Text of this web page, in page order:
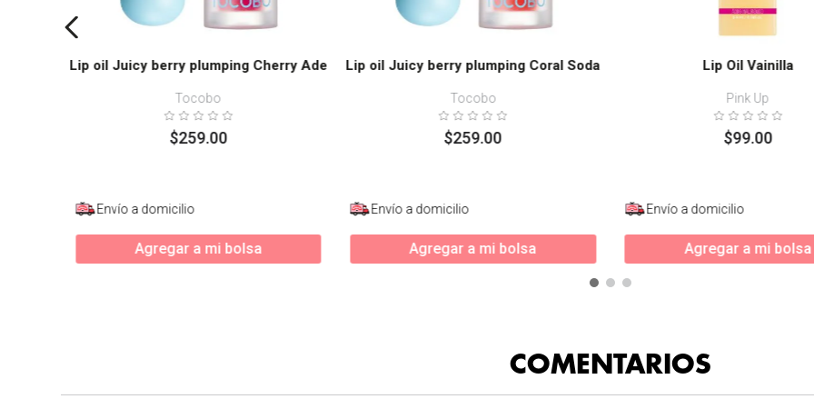
Lip oil Juicy berry plumping Cherry Ade
Tocobo
$259.00
Envío a domicilio
Agregar a mi bolsa
Lip oil Juicy berry plumping Coral Soda
Tocobo
$259.00
Envío a domicilio
Agregar a mi bolsa
Lip Oil Vainilla
Pink Up
$99.00
Envío a domicilio
Agregar a mi bolsa
COMENTARIOS